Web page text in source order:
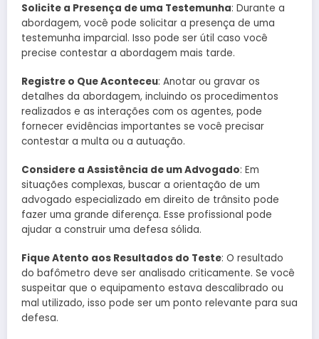
Solicite a Presença de uma Testemunha: Durante a
abordagem, você pode solicitar a presença de uma
testemunha imparcial. Isso pode ser útil caso você
precise contestar a abordagem mais tarde.
Registre o Que Aconteceu: Anotar ou gravar os
detalhes da abordagem, incluindo os procedimentos
realizados e as interações com os agentes, pode
fornecer evidências importantes se você precisar
contestar a multa ou a autuação.
Considere a Assistência de um Advogado: Em
situações complexas, buscar a orientação de um
advogado especializado em direito de trânsito pode
fazer uma grande diferença. Esse profissional pode
ajudar a construir uma defesa sólida.
Fique Atento aos Resultados do Teste: O resultado
do bafômetro deve ser analisado criticamente. Se você
suspeitar que o equipamento estava descalibrado ou
mal utilizado, isso pode ser um ponto relevante para sua
defesa.